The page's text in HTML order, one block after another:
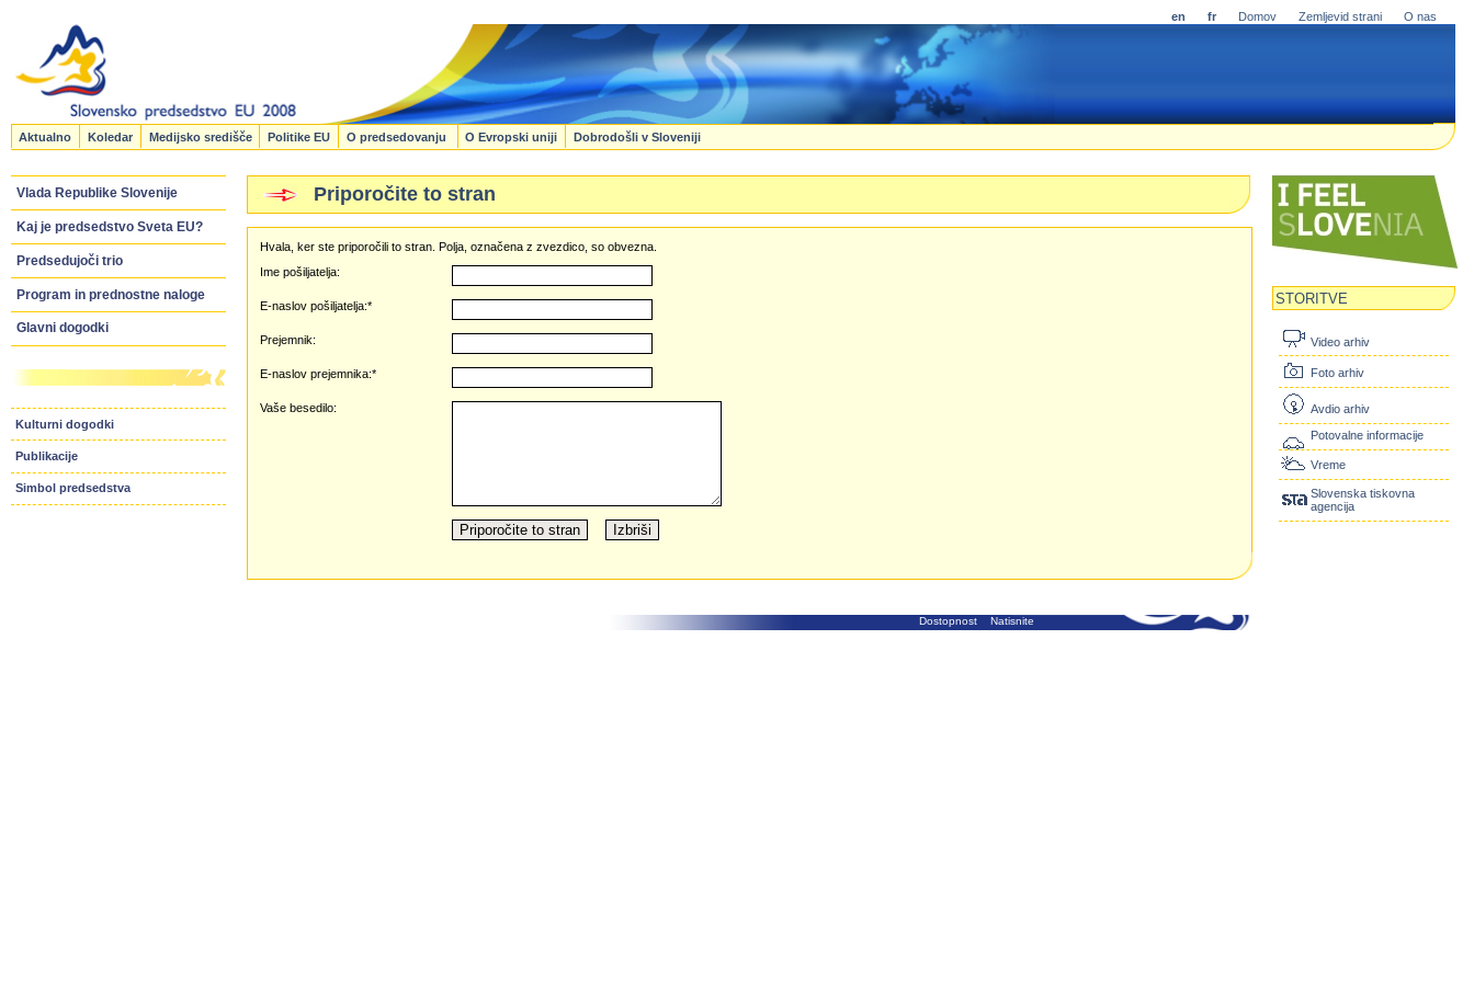
en fr Domov Zemljevid strani O nas
Aktualno Koledar Medijsko središče Politike EU O predsedovanju O Evropski uniji Dobrodošli v Sloveniji
Vlada Republike Slovenije
Kaj je predsedstvo Sveta EU?
Predsedujoči trio
Program in prednostne naloge
Glavni dogodki
Kulturni dogodki
Publikacije
Simbol predsedstva
STORITVE
Video arhiv
Foto arhiv
Avdio arhiv
Potovalne informacije
Vreme
Slovenska tiskovna
agencija
Priporočite to stran
Hvala, ker ste priporočili to stran. Polja, označena z zvezdico, so obvezna.
Ime pošiljatelja:
E-naslov pošiljatelja:*
Prejemnik:
E-naslov prejemnika:*
Vaše besedilo:
Dostopnost Natisnite